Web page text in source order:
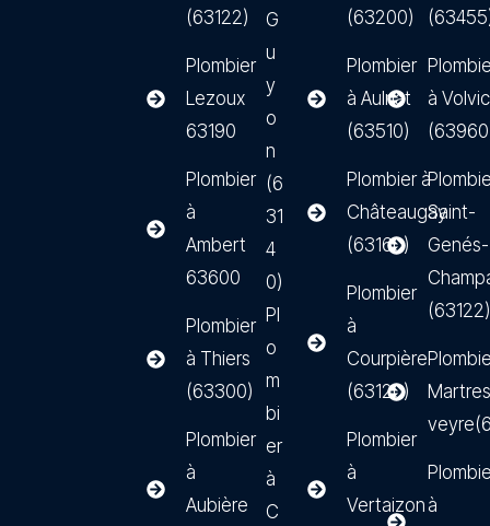
(63122)
Plombier
Lezoux
63190
Plombier
à
Ambert
63600
Plombier
à Thiers
(63300)
Plombier
à
Aubière
G
u
y
o
n
(6
31
4
0)
Pl
o
m
bi
er
à
C
(63200)
Plombier
à Aulnat
(63510)
Plombier à
Châteaugay
(63160)
Plombier
à
Courpière
(63120)
Plombier
à
Vertaizon
à Volvic
Saint-
Genés-
(63122)
à